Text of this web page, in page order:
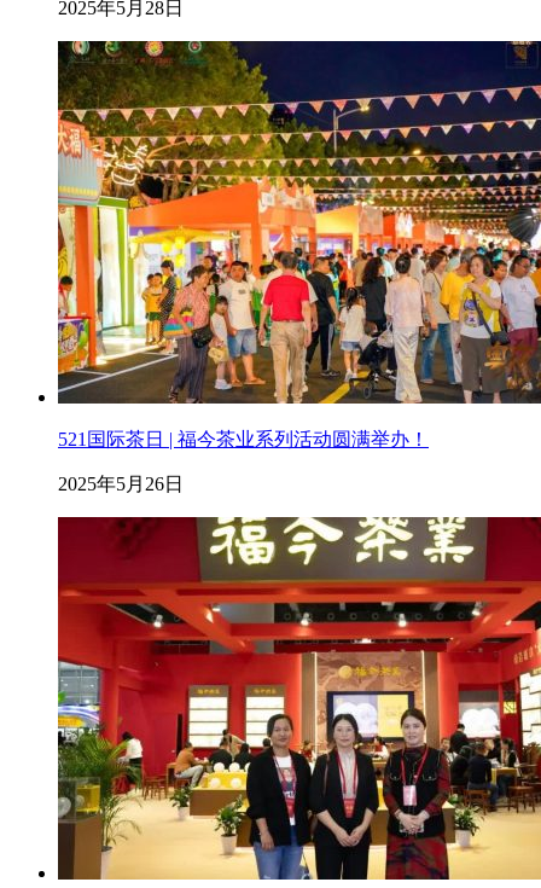
2025年5月28日
521国际茶日 | 福今茶业系列活动圆满举办！
2025年5月26日